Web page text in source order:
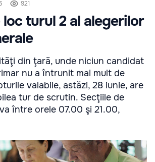
921
turul 2 al alegerilor
din ţară, unde niciun candidat
nu a întrunit mai mult de
valabile, astăzi, 28 iunie, are
tur de scrutin. Secţiile de
între orele 07.00 şi 21.00,